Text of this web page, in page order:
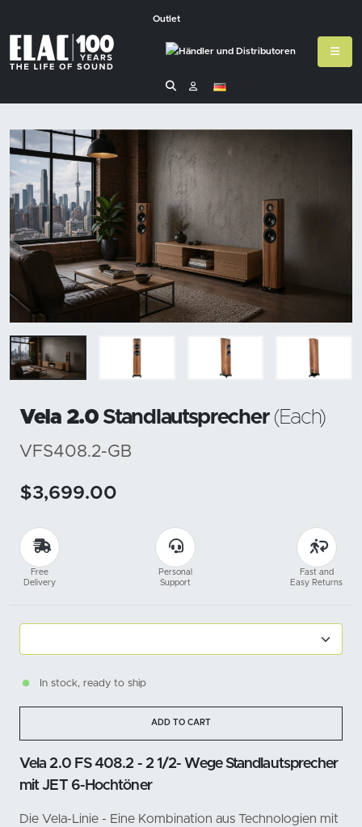
Outlet
Vela 2.0Standlautsprecher (Each)
VFS408.2-GB
$3,699.00
Free
Delivery
Personal
Support
Fast and
Easy Returns
In stock, ready to ship
ADD TO CART
Vela 2.0 FS 408.2 - 2 1/2- Wege Standlautsprecher
mit JET 6-Hochtöner
Die Vela-Linie - Eine Kombination aus Technologien mit